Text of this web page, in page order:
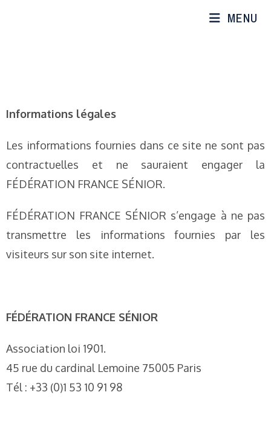
MENU
Informations légales
Les informations fournies dans ce site ne sont pas
contractuelles et ne sauraient engager la
FÉDÉRATION FRANCE SÉNIOR.
FÉDÉRATION FRANCE SÉNIOR s’engage à ne pas
transmettre les informations fournies par les
visiteurs sur son site internet.
FÉDÉRATION FRANCE SÉNIOR
Association loi 1901.
45 rue du cardinal Lemoine 75005 Paris
Tél : +33 (0)1 53 10 91 98